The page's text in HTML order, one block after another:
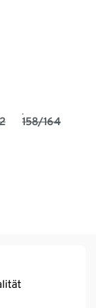
158/164